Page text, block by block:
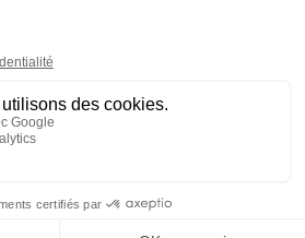
légales-CGV-Politique de
cookies
Cedex 06